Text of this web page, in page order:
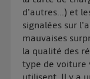
d'autres...) et
signalées sur
mauvaises
la qualité des
type de voiture